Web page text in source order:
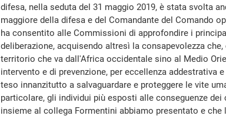
difesa, nella seduta del 31 maggio 2019, è stata svolta
maggiore della difesa e del Comandante del Comando
ha consentito alle Commissioni di approfondire i
deliberazione, acquisendo altresì la consapevolezza
territorio che va dall'Africa occidentale sino al Medio
intervento e di prevenzione, per eccellenza addestrativa
teso innanzitutto a salvaguardare e proteggere le vite
particolare, gli individui più esposti alle conseguenze
insieme al collega Formentini abbiamo presentato e